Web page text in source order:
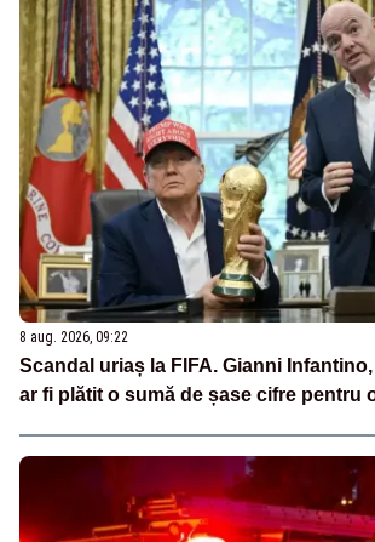
8 aug. 2026, 09:22
Scandal uriaș la FIFA. Gianni
ar fi plătit o sumă de șase cifre pentru